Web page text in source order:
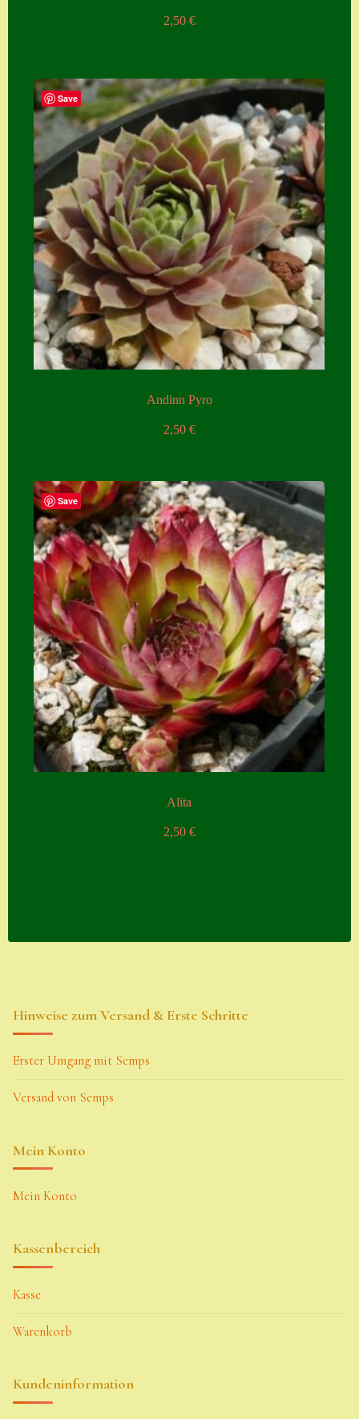
2,50 €
Save
Andinn Pyro
2,50 €
Save
Alita
2,50 €
Hinweise zum Versand & Erste Schritte
Erster Umgang mit Semps
Versand von Semps
Mein Konto
Mein Konto
Kassenbereich
Kasse
Warenkorb
Kundeninformation